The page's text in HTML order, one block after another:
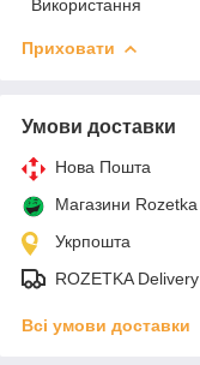
Використання
Приховати
Умови доставки
Нова Пошта
Магазини Rozetka
Укрпошта
ROZETKA Delivery
Всі умови доставки